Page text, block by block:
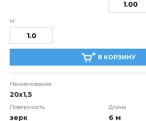
В КОРЗИНУ
20x1,5
зерк 6 м